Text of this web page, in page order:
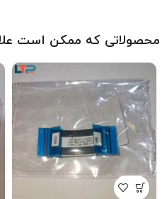
محصولاتی که ممکن است